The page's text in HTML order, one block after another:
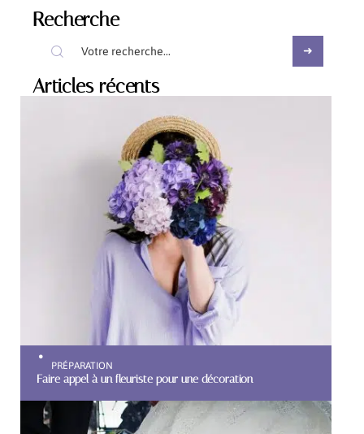
Recherche
Articles récents
PRÉPARATION
Faire appel à un fleuriste pour une décoration